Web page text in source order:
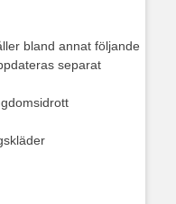
bland annat följande
separat